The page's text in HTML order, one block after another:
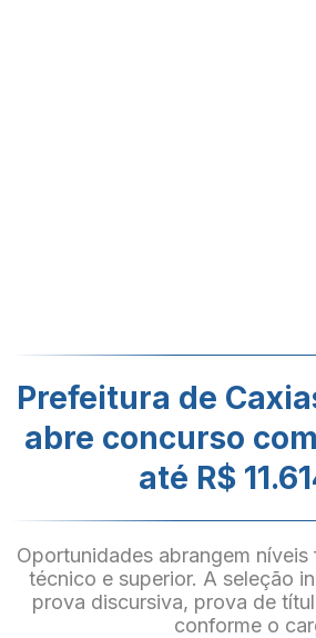
Prefeitura de
abre concurso
até R$
Oportunidades abrangem
técnico e superior. A seleção
prova discursiva, prova de
conforme o